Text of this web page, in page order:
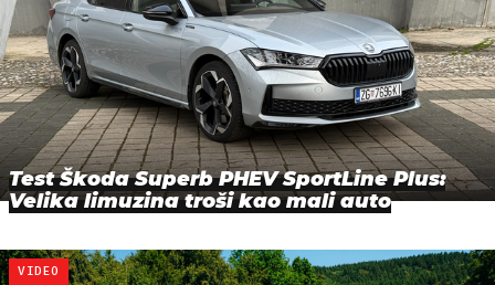
Test Škoda Superb PHEV SportLine Plus:
Velika limuzina troši kao mali auto
VIDEO